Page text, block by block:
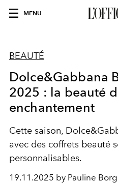
MENU
BEAUTÉ
Dolce&Gabbana
2025 : la beauté
enchantement
Cette saison,
avec des coffrets beauté
personnalisables.
19.11.2025 by Pauline